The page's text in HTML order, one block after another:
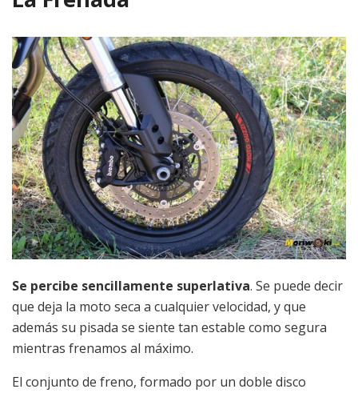
Se percibe sencillamente superlativa. Se puede decir
que deja la moto seca a cualquier velocidad, y que
además su pisada se siente tan estable como segura
mientras frenamos al máximo.
El conjunto de freno, formado por un doble disco